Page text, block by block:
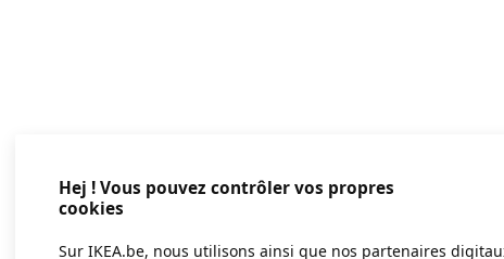
Application error: a client-side
Hej ! Vous pouvez contrôler vos propres
cookies
Sur IKEA.be, nous utilisons ainsi que nos partenaires